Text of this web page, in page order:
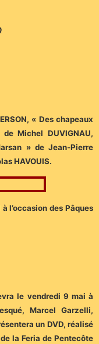
« Des chapeaux
Michel DUVIGNAU,
» de Jean-Pierre
HAVOUIS.
l’occasion des Pâques
le vendredi 9 mai à
Marcel Garzelli,
un DVD, réalisé
la Feria de Pentecôte